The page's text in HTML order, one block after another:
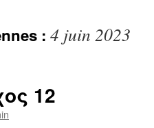
: 4 juin 2023
12